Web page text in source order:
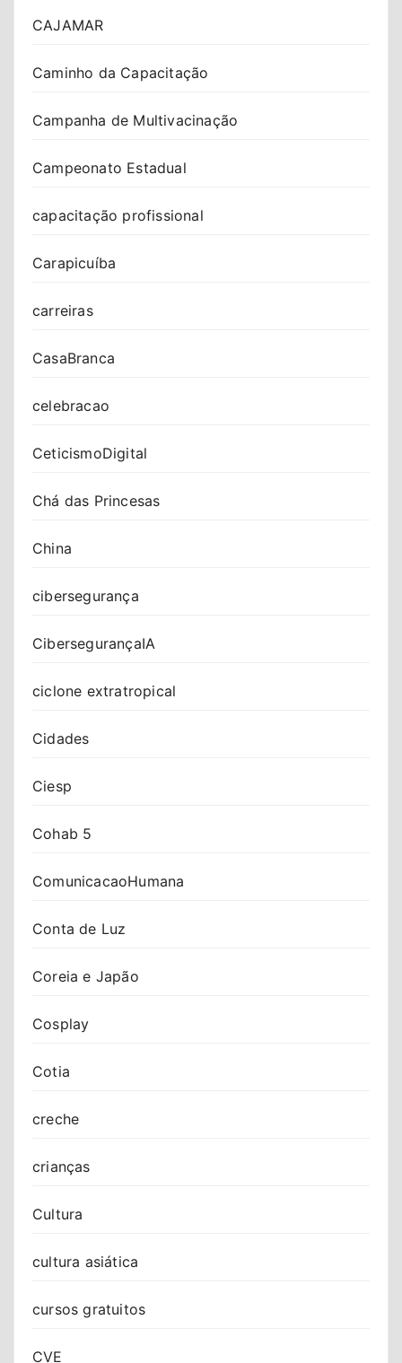
CAJAMAR
Caminho da Capacitação
Campanha de Multivacinação
Campeonato Estadual
capacitação profissional
Carapicuíba
carreiras
CasaBranca
celebracao
CeticismoDigital
Chá das Princesas
China
cibersegurança
CibersegurançaIA
ciclone extratropical
Cidades
Ciesp
Cohab 5
ComunicacaoHumana
Conta de Luz
Coreia e Japão
Cosplay
Cotia
creche
crianças
Cultura
cultura asiática
cursos gratuitos
CVE